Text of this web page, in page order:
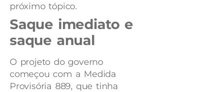
próximo tópico.
Saque imediato e
saque anual
O projeto do governo
começou com a Medida
Provisória 889, que tinha